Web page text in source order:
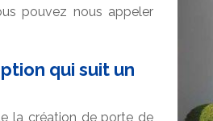
pouvez nous appeler
qui suit un
la création de porte de